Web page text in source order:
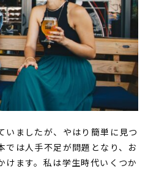
いましたが、やはり簡単に見つ
では人手不足が問題となり、お
けます。私は学生時代いくつか